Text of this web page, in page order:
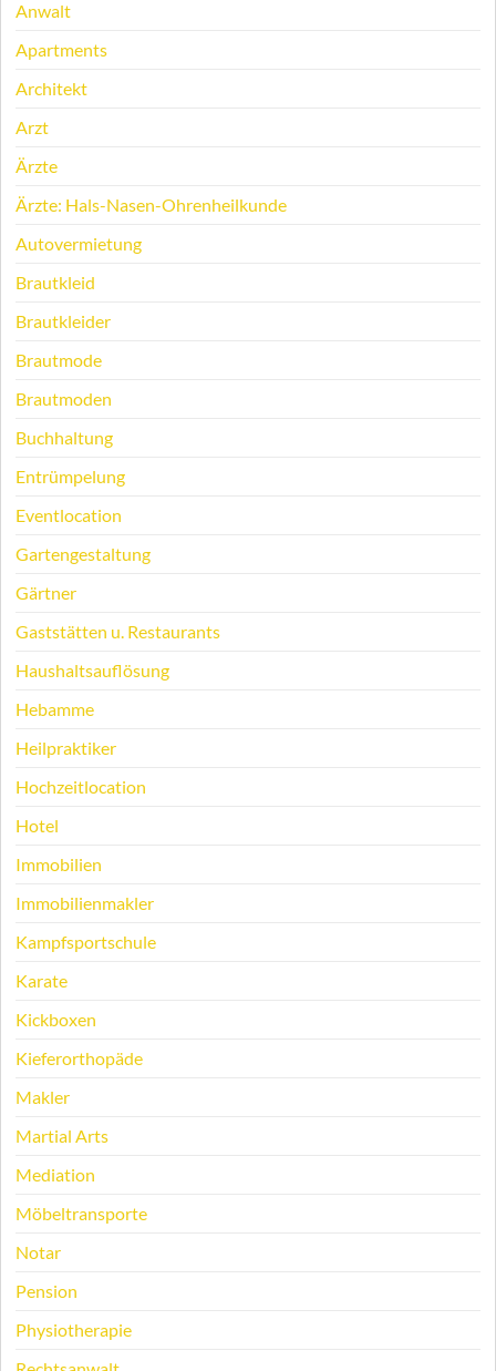
Anwalt
Apartments
Architekt
Arzt
Ärzte
Ärzte: Hals-Nasen-Ohrenheilkunde
Autovermietung
Brautkleid
Brautkleider
Brautmode
Brautmoden
Buchhaltung
Entrümpelung
Eventlocation
Gartengestaltung
Gärtner
Gaststätten u. Restaurants
Haushaltsauflösung
Hebamme
Heilpraktiker
Hochzeitlocation
Hotel
Immobilien
Immobilienmakler
Kampfsportschule
Karate
Kickboxen
Kieferorthopäde
Makler
Martial Arts
Mediation
Möbeltransporte
Notar
Pension
Physiotherapie